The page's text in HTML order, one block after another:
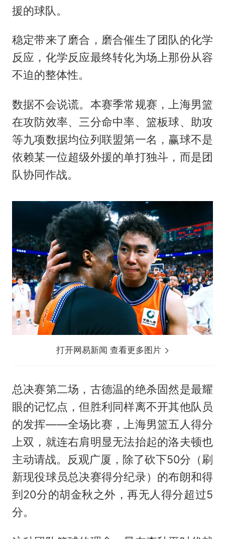
援的球队。
稳定带来了磨合，磨合催生了团队的化学
反应，化学反应最终转化为场上那份从容
不迫的整体性。
数据不会说谎。本赛季常规赛，上海男篮
在攻防效率、三分命中率、篮板球、助攻
等九项数据均位列联盟第一名，赢球不是
依赖某一位超级外援的单打独斗，而是团
队协同作战。
打开网易新闻 查看更多图片
总决赛第二场，古德温的绝杀固然是最耀
眼的记忆点，但胜利同样离不开其他队员
的发挥——全场比赛，上海男篮五人得分
上双，就连右肩明显无法抬起的洛夫顿也
主动请战。反观广厦，除了砍下50分（刷
新现役球员总决赛得分纪录）的布朗和得
到20分的胡金秋之外，再无人得分超过5
分。